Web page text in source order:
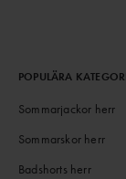
POPULÄRA
Sommarjackor herr
Sommarskor herr
Badshorts herr